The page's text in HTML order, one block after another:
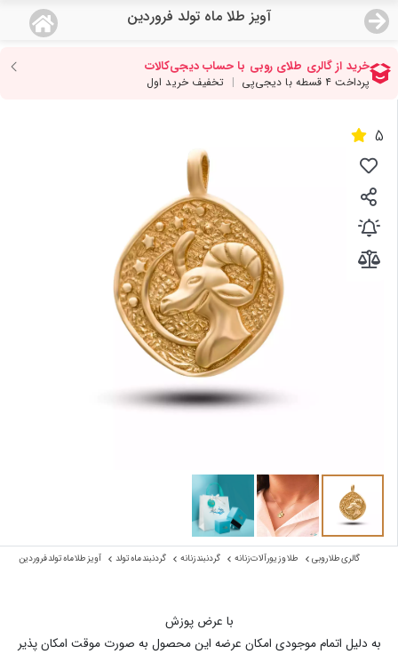
آویز طلا ماه تولد فروردین
منو
صفحه اصلی
دسته بندی محصولات
نمایندگی ها
مجله روبی
5
گالری طلا روبی طلا و زیورآلات زنانه گردنبند زنانه گردنبند ماه تولد آویز طلا ماه تولد فروردین
با عرض پوزش
به دلیل اتمام موجودی امکان عرضه این محصول به صورت موقت امکان پذیر